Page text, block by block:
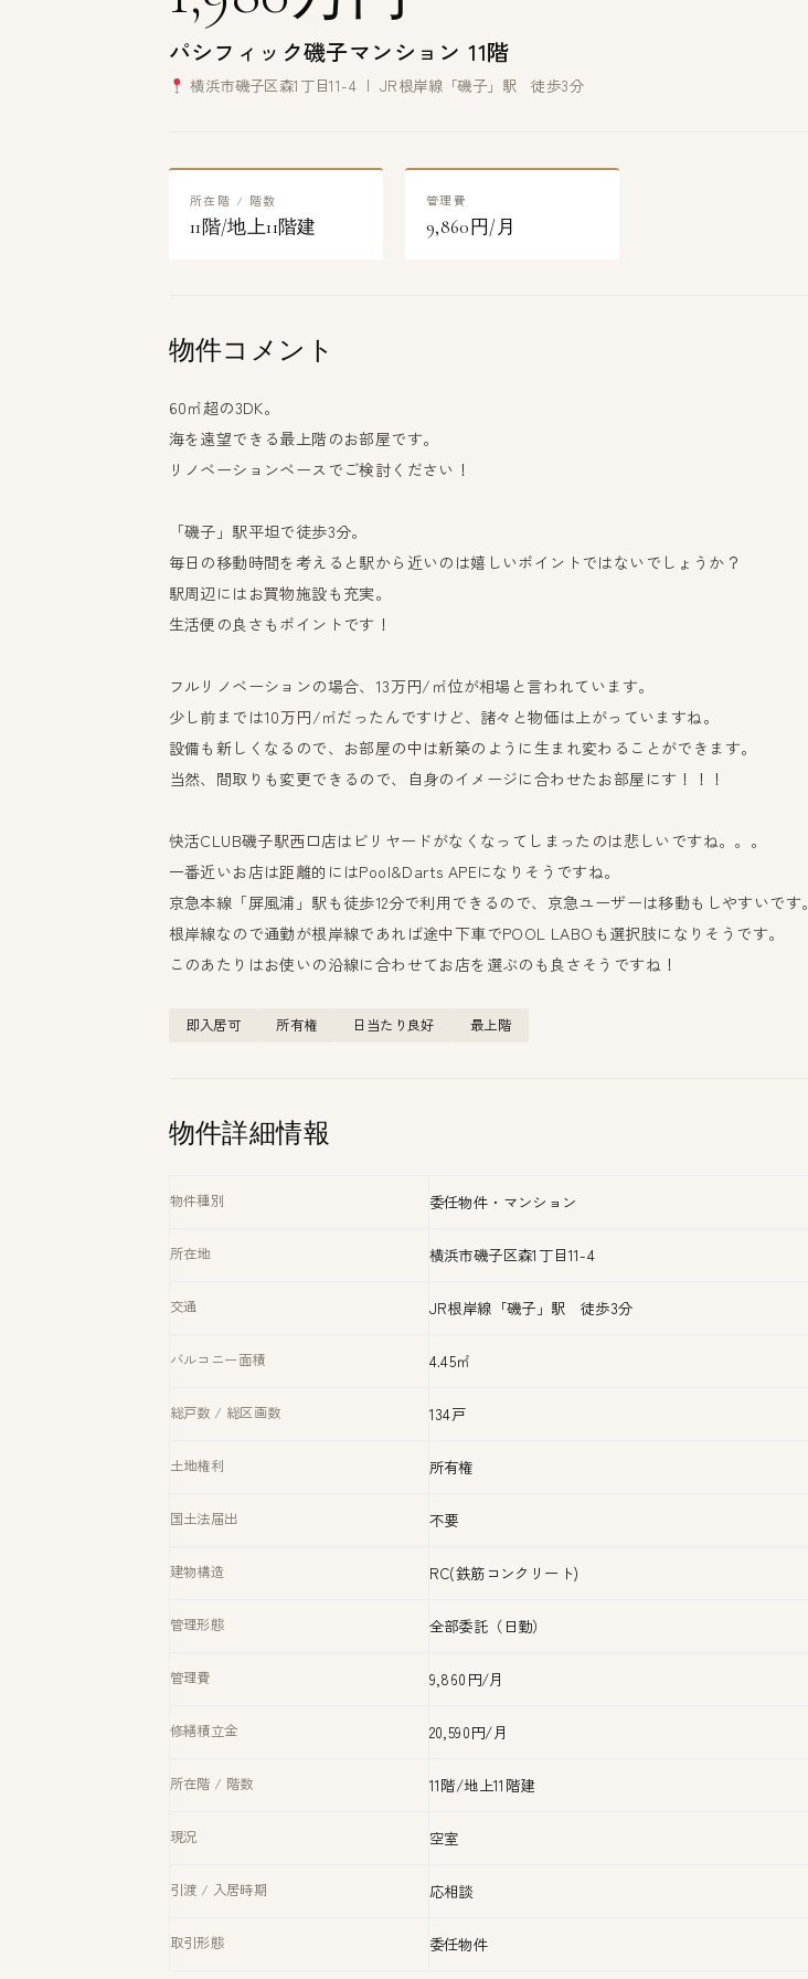
パシフィック磯子マンション 11階
横浜市磯子区森1丁目11-4 | JR根岸線「磯子」駅 徒歩3分
所在階 / 階数
11階/地上11階建
管理費
9,860円/月
物件コメント
60㎡超の3DK。
海を遠望できる最上階のお部屋です。
リノベーションベースでご検討ください！
「磯子」駅平坦で徒歩3分。
毎日の移動時間を考えると駅から近いのは嬉しいポイントではないでしょうか？
駅周辺にはお買物施設も充実。
生活便の良さもポイントです！
フルリノベーションの場合、13万円/㎡位が相場と言われています。
少し前までは10万円/㎡だったんですけど、諸々と物価は上がっていますね。
設備も新しくなるので、お部屋の中は新築のように生まれ変わることができます。
当然、間取りも変更できるので、自身のイメージに合わせたお部屋にす！！！
快活CLUB磯子駅西口店はビリヤードがなくなってしまったのは悲しいですね。。。
一番近いお店は距離的にはPool&Darts APEになりそうですね。
京急本線「屏風浦」駅も徒歩12分で利用できるので、京急ユーザーは移動もしやすいです。
根岸線なので通勤が根岸線であれば途中下車でPOOL LABOも選択肢になりそうです。
このあたりはお使いの沿線に合わせてお店を選ぶのも良さそうですね！
即入居可 所有権 日当たり良好 最上階
物件詳細情報
物件種別 委任物件・マンション
所在地 横浜市磯子区森1丁目11-4
交通 JR根岸線「磯子」駅 徒歩3分
バルコニー面積 4.45㎡
総戸数 / 総区画数 134戸
土地権利 所有権
国土法届出 不要
建物構造 RC(鉄筋コンクリート)
管理形態 全部委託（日勤）
管理費 9,860円/月
修繕積立金 20,590円/月
所在階 / 階数 11階/地上11階建
現況 空室
引渡 / 入居時期 応相談
取引形態 委任物件